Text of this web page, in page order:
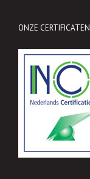
ONZE CERTIFICATEN